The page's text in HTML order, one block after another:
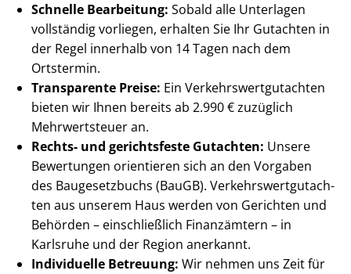
Schnelle Bearbeitung: Sobald alle Unterlagen
vollständig vorliegen, erhalten Sie Ihr Gutachten in
der Regel innerhalb von 14 Tagen nach dem
Ortstermin.
Transparente Preise: Ein Ver­kehrs­wert­gut­ach­ten
bieten wir Ihnen bereits ab 2.990 € zuzüglich
Mehrwertsteuer an.
Rechts- und gerichtsfeste Gutachten: Unsere
Bewertungen orientieren sich an den Vorgaben
des Baugesetzbuchs (BauGB). Ver­kehrs­wert­gut­ach­
ten aus unserem Haus werden von Gerichten und
Behörden – einschließlich Finanzämtern – in
Karlsruhe und der Region anerkannt.
Individuelle Betreuung: Wir nehmen uns Zeit für